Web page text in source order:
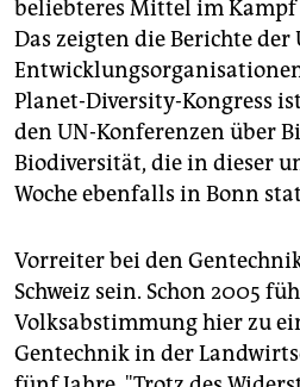
beliebteres Mittel im Kampf
Das zeigten die Berichte
Planet-Diversity-Kongress
den UN-Konferenzen über
Biodiversität, die in dieser
Woche ebenfalls in Bonn
Vorreiter bei den
Schweiz sein. Schon 2005
Volksabstimmung hier zu
Gentechnik in der